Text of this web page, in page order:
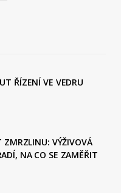
ŘÍZENÍ VE VEDRU
ZMRZLINU: VÝŽIVOVÁ
NA CO SE ZAMĚŘIT